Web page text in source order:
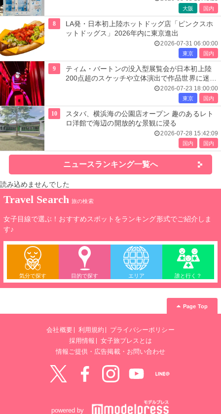
大阪 国内
8
LA発・日本初上陸ホットドッグ店「ピンクスホ
ットドッグス」2026年内に東京進出
2026-07-31 06:00:00
東京 国内
9
ティム・バートンの没入型展覧会が日本初上陸
200点超のスケッチや立体演出で作品世界に迷い
2026-07-23 18:00:00
東京 国内
10
スタバ、横浜海の公園店オープン 趣のあるレト
ロ洋館で海辺の開放的な景観に浸る
2026-07-28 15:42:09
国内 国内
ニュースランキング一覧へ
読み込めませんでした
Travel Search 旅の検索
女子目線で選ぶ！おすすめスポットをランキング形式でご紹介しま
す♪
気分で探す 目的で探す エリア 誰と行く？
Page Top
会社概要 利用規約
プライバシーポリシー
採用情報
女子旅プレスとは
情報ご提供・広告掲載・お問い合わせ
powered by